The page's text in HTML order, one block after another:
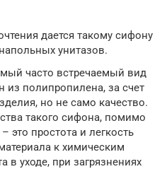
дается такому сифону
унитазов.
часто встречаемый вид
из полипропилена, за счет
но не само качество.
такого сифона, помимо
это простота и легкость
к химическим
в уходе, при загрязнениях